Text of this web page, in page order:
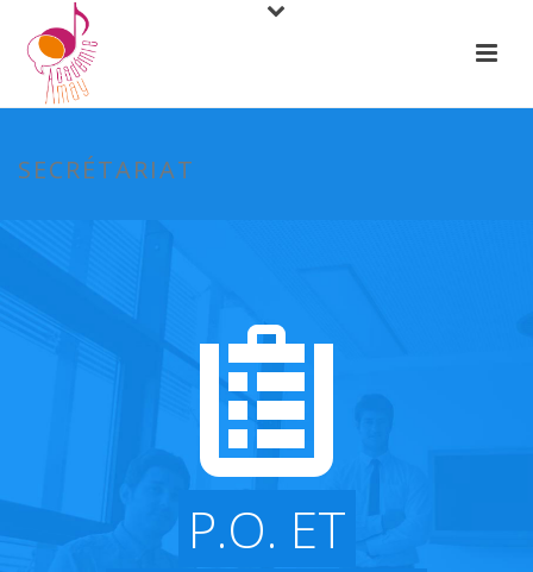
SECRÉTARIAT
P.O. ET